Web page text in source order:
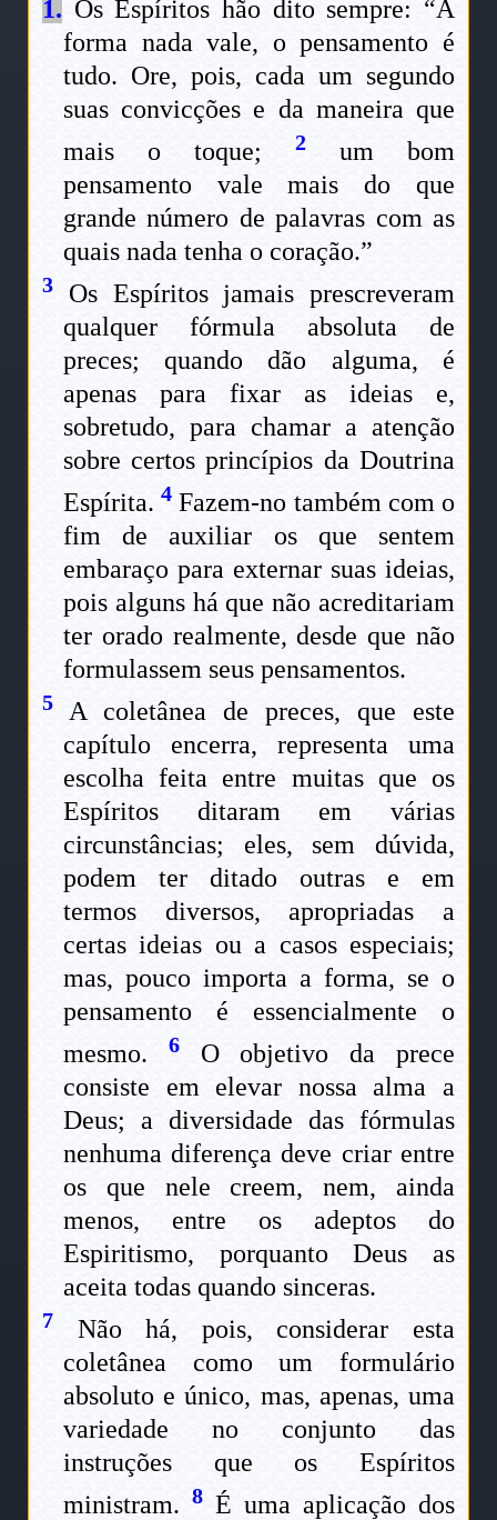
1. Os Espíritos hão dito sempre: “A
forma nada vale, o pensamento é
tudo. Ore, pois, cada um segundo
suas convicções e da maneira que
mais o toque; 2um bom
pensamento vale mais do que
grande número de palavras com as
quais nada tenha o coração.”
3 Os Espíritos jamais prescreveram
qualquer fórmula absoluta de
preces; quando dão alguma, é
apenas para fixar as ideias e,
sobretudo, para chamar a atenção
sobre certos princípios da Doutrina
Espírita.4 Fazem-no também com o
fim de auxiliar os que sentem
embaraço para externar suas ideias,
pois alguns há que não acreditariam
ter orado realmente, desde que não
formulassem seus pensamentos.
5 A coletânea de preces, que este
capítulo encerra, representa uma
escolha feita entre muitas que os
Espíritos ditaram em várias
circunstâncias; eles, sem dúvida,
podem ter ditado outras e em
termos diversos, apropriadas a
certas ideias ou a casos especiais;
mas, pouco importa a forma, se o
pensamento é essencialmente o
mesmo.
6O objetivo da prece
consiste em elevar nossa alma a
Deus; a diversidade das fórmulas
nenhuma diferença deve criar entre
os que nele creem, nem, ainda
menos, entre os adeptos do
Espiritismo, porquanto Deus as
aceita todas quando sinceras.
7 Não há, pois, considerar esta
coletânea como um formulário
absoluto e único, mas, apenas, uma
variedade no conjunto das
instruções que os Espíritos
ministram. 8 É uma aplicação dos